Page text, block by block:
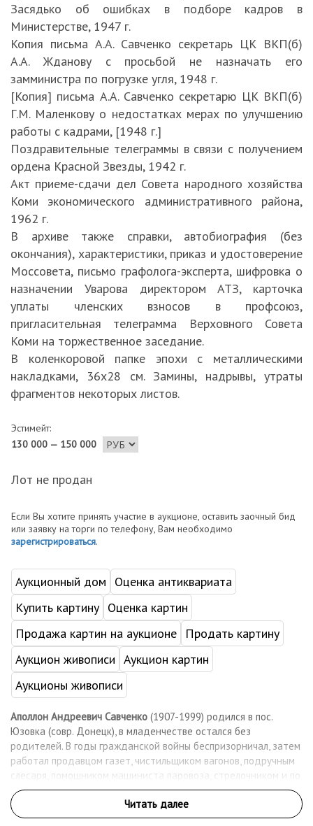
Засядько об ошибках в подборе кадров в
Министерстве, 1947 г.
Копия письма А.А. Савченко секретарь ЦК ВКП(б)
А.А. Жданову с просьбой не назначать его
замминистра по погрузке угля, 1948 г.
[Копия] письма А.А. Савченко секретарю ЦК ВКП(б)
Г.М. Маленкову о недостатках мерах по улучшению
работы с кадрами, [1948 г.]
Поздравительные телеграммы в связи с получением
ордена Красной Звезды, 1942 г.
Акт приеме-сдачи дел Совета народного хозяйства
Коми экономического административного района,
1962 г.
В архиве также справки, автобиография (без
окончания), характеристики, приказ и удостоверение
Моссовета, письмо графолога-эксперта, шифровка о
назначении Уварова директором АТЗ, карточка
уплаты членских взносов в профсоюз,
пригласительная телеграмма Верховного Совета
Коми на торжественное заседание.
В коленкоровой папке эпохи с металлическими
накладками, 36х28 см. Замины, надрывы, утраты
фрагментов некоторых листов.
Эстимейт:
130 000 — 150 000
Лот не продан
Если Вы хотите принять участие в аукционе, оставить заочный бид
или заявку на торги по телефону, Вам необходимо
зарегистрироваться.
Аукционный дом
Оценка антиквариата
Купить картину Оценка картин
Продажа картин на аукционе
Продать картину
Аукцион живописи Аукцион картин
Аукционы живописи
Аполлон Андреевич Савченко (1907-1999) родился в пос.
Юзовка (совр. Донецк), в младенчестве остался без
родителей. В годы гражданской войны беспризорничал, затем
работал продавцом газет, чистильщиком вагонов, подручным
слесаря, помощником машиниста паровоза, стрелочником и по
др. рабочим специальностям. В 1923 г. вступил в комсомол, был
на руководящей работе РК ВЛКСМ. В 1930 г. стал студентом
Московской горной академии, затем перевелся в МЭМИИТ,